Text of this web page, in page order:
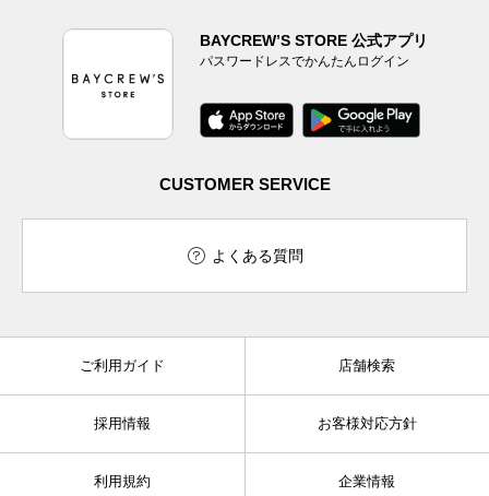
BAYCREW’S STORE 公式アプリ
パスワードレスでかんたんログイン
CUSTOMER SERVICE
よくある質問
ご利用ガイド 店舗検索
採用情報 お客様対応方針
利用規約 企業情報